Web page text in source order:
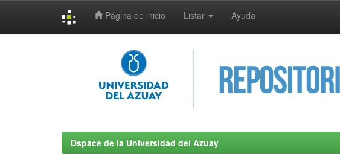
Página de inicio Listar Ayuda
Dspace de la Universidad del Azuay